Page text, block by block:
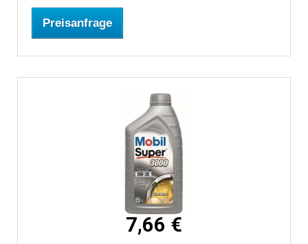
Preisanfrage
7,66 €